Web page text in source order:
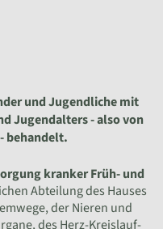
und Jugendliche mit
Jugendalters - also von
behandelt.
kranker Früh- und
Abteilung des Hauses
der Nieren und
des Herz-Kreislauf-